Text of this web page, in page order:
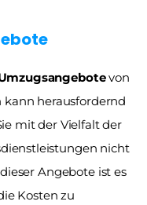
von
herausfordernd
mit der Vielfalt der
nicht
Angebote ist es
Kosten zu